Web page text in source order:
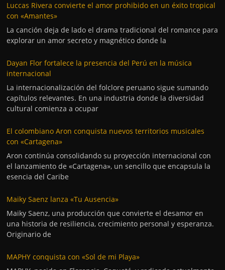
Luccas Rivera convierte el amor prohibido en un éxito tropical
con «Amantes»
La canción deja de lado el drama tradicional del romance para
explorar un amor secreto y magnético donde la
Dayan Flor fortalece la presencia del Perú en la música
internacional
La internacionalización del folclore peruano sigue sumando
capítulos relevantes. En una industria donde la diversidad
cultural comienza a ocupar
El colombiano Aron conquista nuevos territorios musicales
con «Cartagena»
Aron continúa consolidando su proyección internacional con
el lanzamiento de «Cartagena», un sencillo que encapsula la
esencia del Caribe
Maiky Saenz lanza «Tu Ausencia»
Maiky Saenz, una producción que convierte el desamor en
una historia de resiliencia, crecimiento personal y esperanza.
Originario de
MAPHY conquista con «Sol de mi Playa»